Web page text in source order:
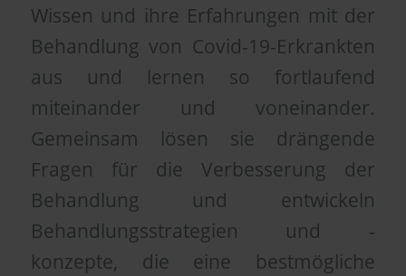
Wissen und ihre Erfahrungen mit der
Behandlung von Covid-19-Erkrankten
aus und lernen so fortlaufend
miteinander und voneinander.
Gemeinsam lösen sie drängende
Fragen für die Verbesserung der
Behandlung und entwickeln
Behandlungsstrategien und -
konzepte, die eine bestmögliche